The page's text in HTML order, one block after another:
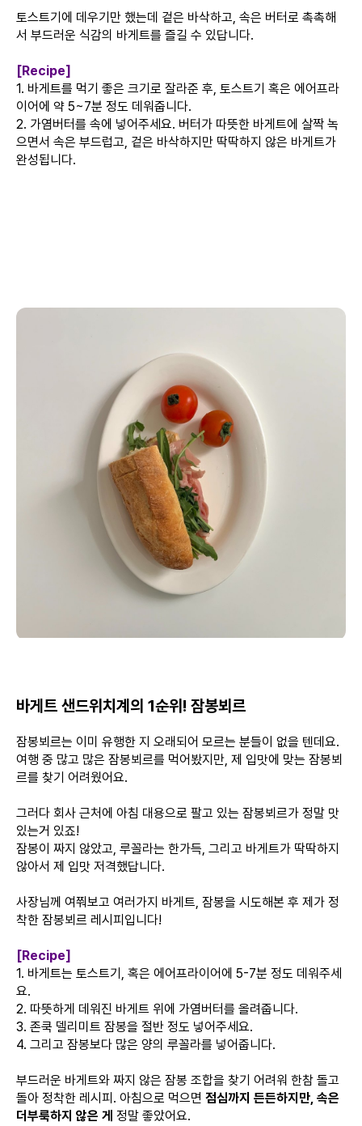
토스트기에 데우기만 했는데 겉은 바삭하고, 속은 버터로 촉촉해
서 부드러운 식감의 바게트를 즐길 수 있답니다.
[Recipe]
1. 바게트를 먹기 좋은 크기로 잘라준 후, 토스트기 혹은 에어프라
이어에 약 5~7분 정도 데워줍니다.
2. 가염버터를 속에 넣어주세요. 버터가 따뜻한 바게트에 살짝 녹
으면서 속은 부드럽고, 겉은 바삭하지만 딱딱하지 않은 바게트가
완성됩니다.
바게트 샌드위치계의 1순위! 잠봉뵈르
잠봉뵈르는 이미 유행한 지 오래되어 모르는 분들이 없을 텐데요.
여행 중 많고 많은 잠봉뵈르를 먹어봤지만, 제 입맛에 맞는 잠봉뵈
르를 찾기 어려웠어요.
그러다 회사 근처에 아침 대용으로 팔고 있는 잠봉뵈르가 정말 맛
있는거 있죠!
잠봉이 짜지 않았고, 루꼴라는 한가득, 그리고 바게트가 딱딱하지
않아서 제 입맛 저격했답니다.
사장님께 여쭤보고 여러가지 바게트, 잠봉을 시도해본 후 제가 정
착한 잠봉뵈르 레시피입니다!
[Recipe]
1. 바게트는 토스트기, 혹은 에어프라이어에 5-7분 정도 데워주세
요.
2. 따뜻하게 데워진 바게트 위에 가염버터를 올려줍니다.
3. 존쿡 델리미트 잠봉을 절반 정도 넣어주세요.
4. 그리고 잠봉보다 많은 양의 루꼴라를 넣어줍니다.
부드러운 바게트와 짜지 않은 잠봉 조합을 찾기 어려워 한참 돌고
돌아 정착한 레시피. 아침으로 먹으면 점심까지 든든하지만, 속은
더부룩하지 않은 게 정말 좋았어요.